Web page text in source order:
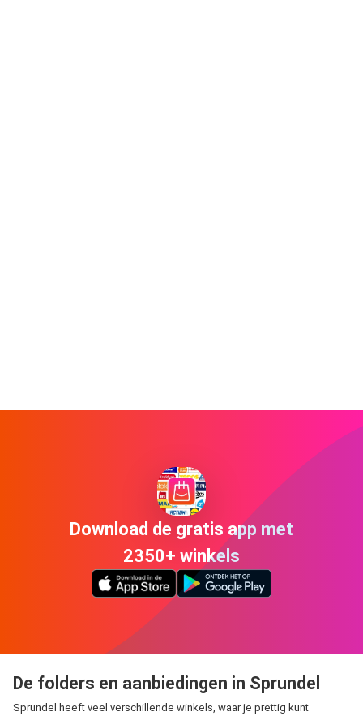
Download de gratis app met
2350+ winkels
De folders en aanbiedingen in Sprundel
Sprundel heeft veel verschillende winkels, waar je prettig kunt